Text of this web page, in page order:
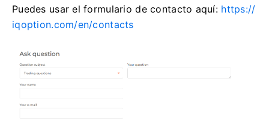
Puedes usar el formulario de contacto aquí: https://
iqoption.com/en/contacts